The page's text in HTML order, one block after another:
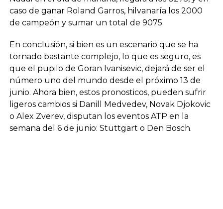
caso de ganar Roland Garros, hilvanaría los 2000
de campeón y sumar un total de 9075.
En conclusión, si bien es un escenario que se ha
tornado bastante complejo, lo que es seguro, es
que el pupilo de Goran Ivanisevic, dejará de ser el
número uno del mundo desde el próximo 13 de
junio. Ahora bien, estos pronosticos, pueden sufrir
ligeros cambios si Danill Medvedev, Novak Djokovic
o Alex Zverev, disputan los eventos ATP en la
semana del 6 de junio: Stuttgart o Den Bosch.